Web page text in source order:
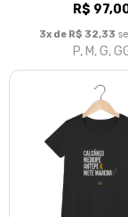
R$
3x de R$ 32,33
P, M, G,